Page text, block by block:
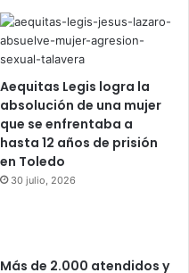
Aequitas Legis logra la
absolución de una mujer
que se enfrentaba a
hasta 12 años de prisión
en Toledo
30 julio, 2026
Más de 2.000 atendidos y